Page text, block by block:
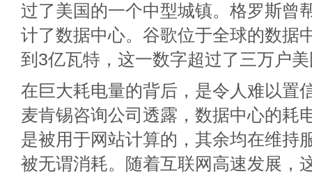
过了美国的一个中型城镇。格罗斯曾
计了数据中心。谷歌位于全球的数据
到3亿瓦特，这一数字超过了三万户
在巨大耗电量的背后，是令人难以置
麦肯锡咨询公司透露，数据中心的耗
是被用于网站计算的，其余均在维持
被无谓消耗。随着互联网高速发展，